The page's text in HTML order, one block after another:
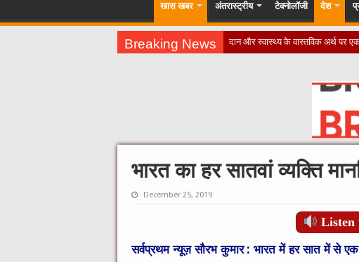
खास खबर अंतरास्ट्रीय टेक्नोलॉजी देश
Breaking News ​”कानून तो बदल गया 2016 में, दिव्यांगों के
भारत का हर सातवां व्यक्ति
December 25, 2019
Listen
सर्वप्रथम न्यूज़ सौरभ कुमार :भारत में हर सात में से एक